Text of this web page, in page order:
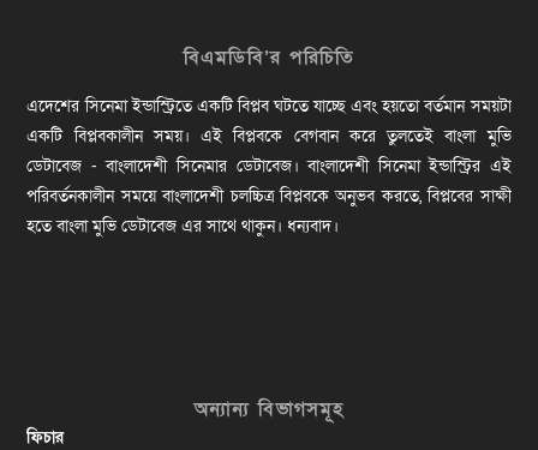
বিএমডিবি’র পরিচিতি
এদেশের সিনেমা ইন্ডাস্ট্রিতে একটি বিপ্লব ঘটতে যাচ্ছে এবং হয়তো বর্তমান সময়টা
একটি বিপ্লবকালীন সময়। এই বিপ্লবকে বেগবান করে তুলতেই বাংলা মুভি
ডেটাবেজ - বাংলাদেশী সিনেমার ডেটাবেজ। বাংলাদেশী সিনেমা ইন্ডাস্ট্রির এই
পরিবর্তনকালীন সময়ে বাংলাদেশী চলচ্চিত্র বিপ্লবকে অনুভব করতে, বিপ্লবের সাক্ষী
হতে বাংলা মুভি ডেটাবেজ এর সাথে থাকুন। ধন্যবাদ।
অন্যান্য বিভাগসমূহ
ফিচার